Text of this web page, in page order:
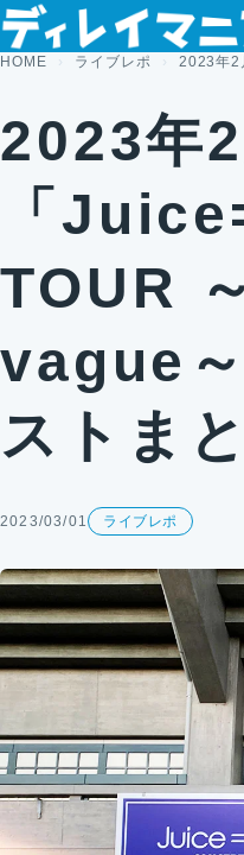
コンテンツへスキップ
HOME ライブレポ 2023年2
2023年
「
TOUR
vague
ストま
2023/03/01 ライブレポ